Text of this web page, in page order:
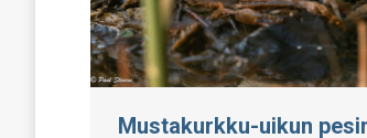
Mustakurkku-uikun